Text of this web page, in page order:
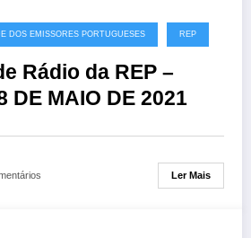
DOS EMISSORES PORTUGUESES REP
Rádio da REP –
DE MAIO DE 2021
Ler Mais